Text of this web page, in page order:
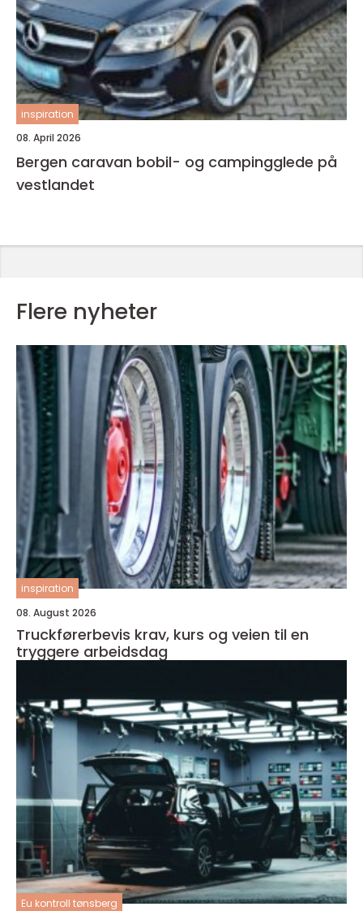
inspiration
08. April 2026
Bergen caravan bobil- og campingglede på
vestlandet
Flere nyheter
inspiration
08. August 2026
Truckførerbevis krav, kurs og veien til en
tryggere arbeidsdag
Eu kontroll tønsberg